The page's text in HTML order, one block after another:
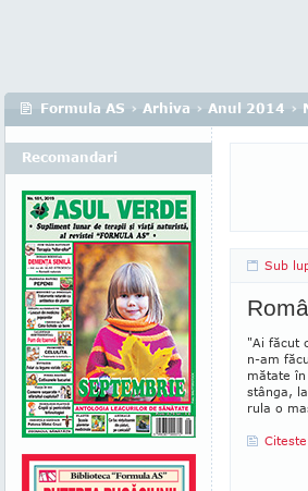
Formula AS › Arhiva › Anul 2014 ›
Sub
"Ai făcut
n-am
mătate
stânga,
rula o
Recomandari